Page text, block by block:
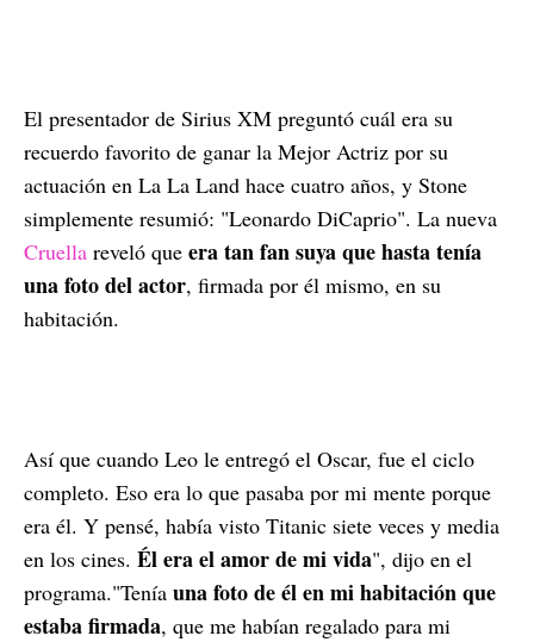
El presentador de Sirius XM preguntó cuál era su
recuerdo favorito de ganar la Mejor Actriz por su
actuación en La La Land hace cuatro años, y Stone
simplemente resumió: "Leonardo DiCaprio". La nueva
Cruella reveló que era tan fan suya que hasta tenía
una foto del actor, firmada por él mismo, en su
habitación.
Así que cuando Leo le entregó el Oscar, fue el ciclo
completo. Eso era lo que pasaba por mi mente porque
era él. Y pensé, había visto Titanic siete veces y media
en los cines. Él era el amor de mi vida", dijo en el
programa."Tenía una foto de él en mi habitación que
estaba firmada, que me habían regalado para mi